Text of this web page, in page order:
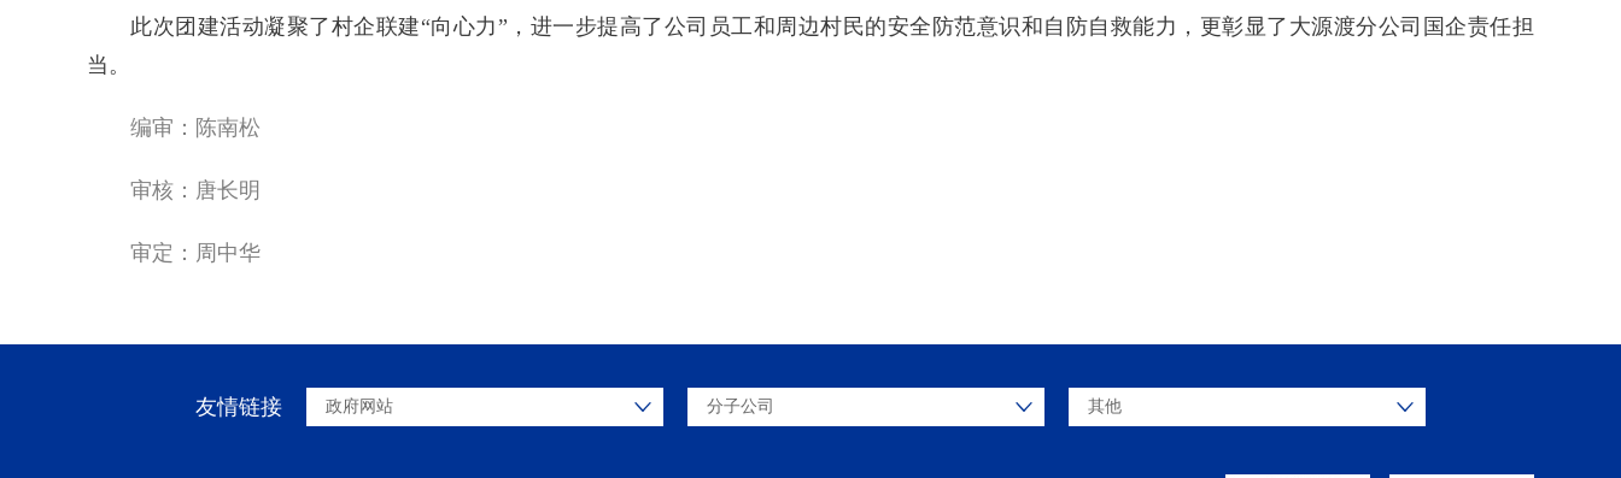
此次团建活动凝聚了村企联建“向心力”，进一步提高了公司员工和周边村民的安全防范意识和自防自救能力，更彰显了大源渡分公司国企责任担
当。
编审：陈南松
审核：唐长明
审定：周中华
友情链接